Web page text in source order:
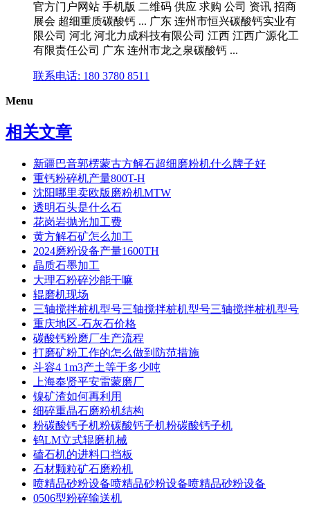
官方门户网站 手机版 二维码 供应 求购 公司 资讯 招商
展会 超细重质碳酸钙 ... 广东 连州市恒兴碳酸钙实业有
限公司 河北 河北力成科技有限公司 江西 江西广源化工
有限责任公司 广东 连州市龙之泉碳酸钙 ...
联系电话: 180 3780 8511
Menu
相关文章
新疆巴音郭楞蒙古方解石超细磨粉机什么牌子好
重钙粉碎机产量800T-H
沈阳哪里卖欧版磨粉机MTW
透明石头是什么石
花岗岩抛光加工费
黄方解石矿怎么加工
2024磨粉设备产量1600TH
晶质石墨加工
大理石粉碎沙能干嘛
辊磨机现场
三轴搅拌桩机型号三轴搅拌桩机型号三轴搅拌桩机型号
重庆地区-石灰石价格
碳酸钙粉磨厂生产流程
打磨矿粉工作的怎么做到防范措施
斗容4 1m3产土等于多少吨
上海奉贤平安雷蒙磨厂
镍矿渣如何再利用
细碎重晶石磨粉机结构
粉碳酸钙子机粉碳酸钙子机粉碳酸钙子机
钨LM立式辊磨机械
磕石机的进料口挡板
石材颗粒矿石磨粉机
喷精品砂粉设备喷精品砂粉设备喷精品砂粉设备
0506型粉碎输送机